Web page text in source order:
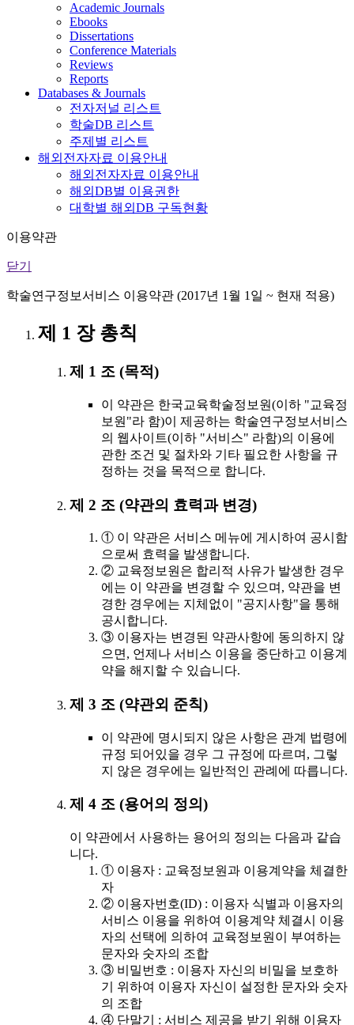
Academic Journals
Ebooks
Dissertations
Conference Materials
Reviews
Reports
Databases & Journals
전자저널 리스트
학술DB 리스트
주제별 리스트
해외전자자료 이용안내
해외전자자료 이용안내
해외DB별 이용권한
대학별 해외DB 구독현황
이용약관
닫기
학술연구정보서비스 이용약관 (2017년 1월 1일 ~ 현재 적용)
제 1 장 총칙
제 1 조 (목적)
이 약관은 한국교육학술정보원(이하 "교육정
보원"라 함)이 제공하는 학술연구정보서비스
의 웹사이트(이하 "서비스" 라함)의 이용에
관한 조건 및 절차와 기타 필요한 사항을 규
정하는 것을 목적으로 합니다.
제 2 조 (약관의 효력과 변경)
① 이 약관은 서비스 메뉴에 게시하여 공시함
으로써 효력을 발생합니다.
② 교육정보원은 합리적 사유가 발생한 경우
에는 이 약관을 변경할 수 있으며, 약관을 변
경한 경우에는 지체없이 "공지사항"을 통해
공시합니다.
③ 이용자는 변경된 약관사항에 동의하지 않
으면, 언제나 서비스 이용을 중단하고 이용계
약을 해지할 수 있습니다.
제 3 조 (약관외 준칙)
이 약관에 명시되지 않은 사항은 관계 법령에
규정 되어있을 경우 그 규정에 따르며, 그렇
지 않은 경우에는 일반적인 관례에 따릅니다.
제 4 조 (용어의 정의)
이 약관에서 사용하는 용어의 정의는 다음과 같습
니다.
① 이용자 : 교육정보원과 이용계약을 체결한
자
② 이용자번호(ID) : 이용자 식별과 이용자의
서비스 이용을 위하여 이용계약 체결시 이용
자의 선택에 의하여 교육정보원이 부여하는
문자와 숫자의 조합
③ 비밀번호 : 이용자 자신의 비밀을 보호하
기 위하여 이용자 자신이 설정한 문자와 숫자
의 조합
④ 단말기 : 서비스 제공을 받기 위해 이용자